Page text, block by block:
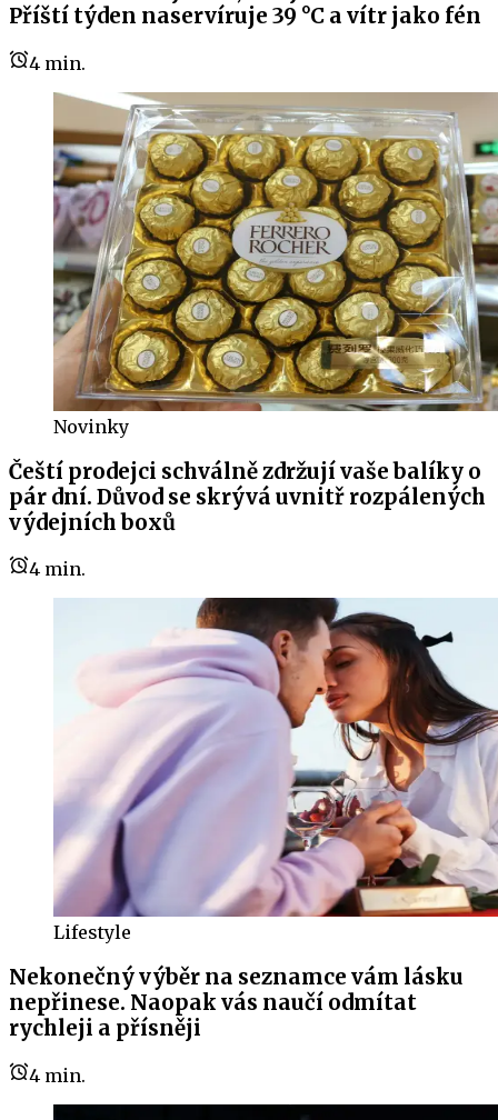
Příští týden naservíruje 39 °C a vítr jako fén
4 min.
Novinky
Čeští prodejci schválně zdržují vaše balíky o
pár dní. Důvod se skrývá uvnitř rozpálených
výdejních boxů
4 min.
Lifestyle
Nekonečný výběr na seznamce vám lásku
nepřinese. Naopak vás naučí odmítat
rychleji a přísněji
4 min.